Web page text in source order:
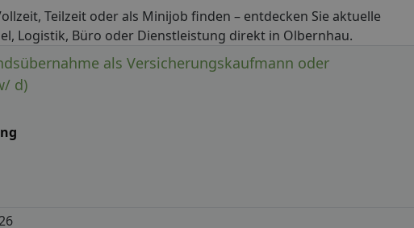
Teilzeit oder als Minijob finden – entdecken Sie aktuelle
Logistik, Büro oder Dienstleistung direkt in Olbernhau.
als Versicherungskaufmann oder
d)